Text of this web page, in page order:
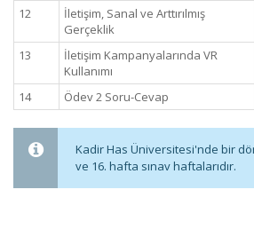
12
İletişim, Sanal ve Arttırılmış
Gerçeklik
13
İletişim Kampanyalarında VR
Kullanımı
14 Ödev 2 Soru-Cevap
Kadir Has Üniversitesi'nde bir
ve 16. hafta sınav haftalarıdır.